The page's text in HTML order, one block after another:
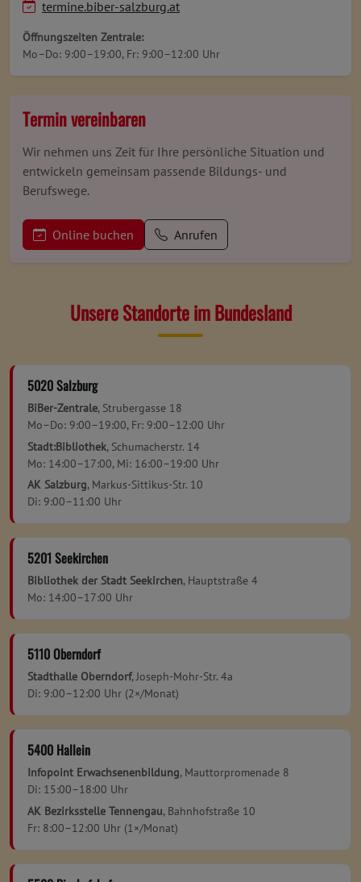
termine.biber-salzburg.at
Öffnungszeiten Zentrale:
Mo–Do: 9:00–19:00, Fr: 9:00–12:00 Uhr
Termin vereinbaren
Wir nehmen uns Zeit für Ihre persönliche Situation und
entwickeln gemeinsam passende Bildungs- und
Berufswege.
Online buchen Anrufen
Unsere Standorte im Bundesland
5020 Salzburg
BiBer-Zentrale, Strubergasse 18
Mo–Do: 9:00–19:00, Fr: 9:00–12:00 Uhr
Stadt:Bibliothek, Schumacherstr. 14
Mo: 14:00–17:00, Mi: 16:00–19:00 Uhr
AK Salzburg, Markus-Sittikus-Str. 10
Di: 9:00–11:00 Uhr
5201 Seekirchen
Bibliothek der Stadt Seekirchen, Hauptstraße 4
Mo: 14:00–17:00 Uhr
5110 Oberndorf
Stadthalle Oberndorf, Joseph-Mohr-Str. 4a
Di: 9:00–12:00 Uhr (2×/Monat)
5400 Hallein
Infopoint Erwachsenenbildung, Mauttorpromenade 8
Di: 15:00–18:00 Uhr
AK Bezirksstelle Tennengau, Bahnhofstraße 10
Fr: 8:00–12:00 Uhr (1×/Monat)